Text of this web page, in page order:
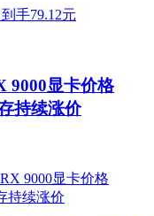
9000显卡价格
持续涨价